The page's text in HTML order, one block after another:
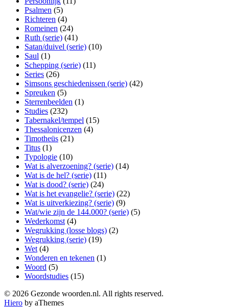
Psalmen (5)
Richteren (4)
Romeinen (24)
Ruth (serie) (41)
Satan/duivel (serie) (10)
Saul (1)
Schepping (serie) (11)
Series (26)
Simsons geschiedenissen (serie) (42)
Spreuken (5)
Sterrenbeelden (1)
Studies (232)
Tabernakel/tempel (15)
Thessalonicenzen (4)
Timotheüs (21)
Titus (1)
Typologie (10)
Wat is alverzoening? (serie) (14)
Wat is de hel? (serie) (11)
Wat is dood? (serie) (24)
Wat is het evangelie? (serie) (22)
Wat is uitverkiezing? (serie) (9)
Wat/wie zijn de 144.000? (serie) (5)
Wederkomst (4)
Wegrukking (losse blogs) (2)
Wegrukking (serie) (19)
Wet (4)
Wonderen en tekenen (1)
Woord (5)
Woordstudies (15)
© 2026 Gezonde woorden.nl. All rights reserved.
Hiero by aThemes